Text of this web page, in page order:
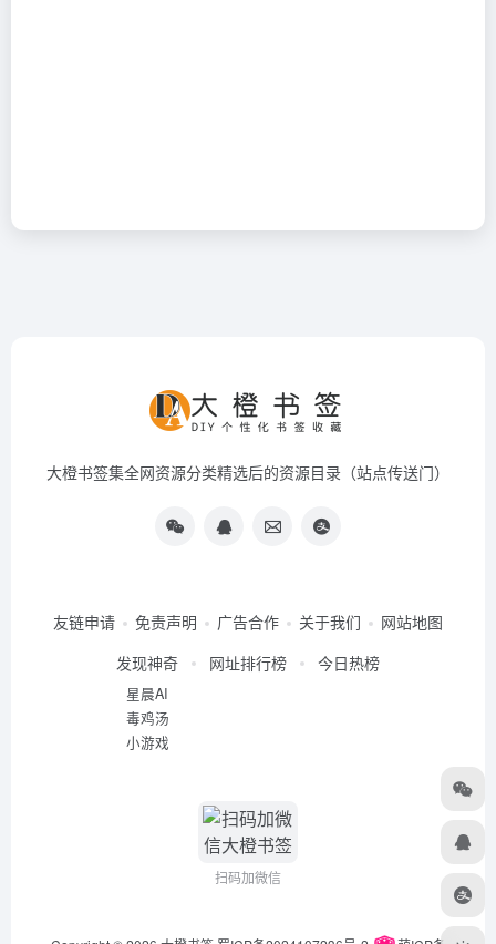
大橙书签集全网资源分类精选后的资源目录（站点传送门）
友链申请 免责声明 广告合作 关于我们
网站地图
发现神奇
星晨AI
毒鸡汤
小游戏
网址排行榜 今日热榜
扫码加微信